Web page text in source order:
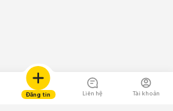
Đăng tin Liên hệ Tài khoản